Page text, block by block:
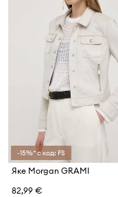
-15%* с код: FS
Яке Morgan GRAMI
82,99 €